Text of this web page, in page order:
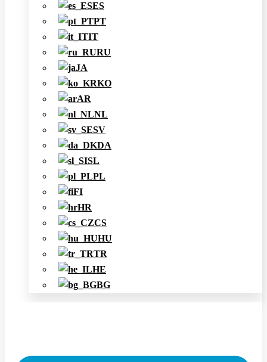
ES
PT
IT
RU
JA
KO
AR
NL
SV
DA
SL
PL
FI
HR
CS
HU
TR
HE
BG